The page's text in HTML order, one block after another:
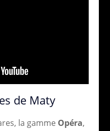
de Maty
la gamme Opéra,